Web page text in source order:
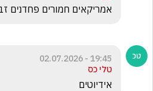
אמריקאים חמורים פחדנים
19:45 - 02.07.2026
טלי כס
אידיוטים